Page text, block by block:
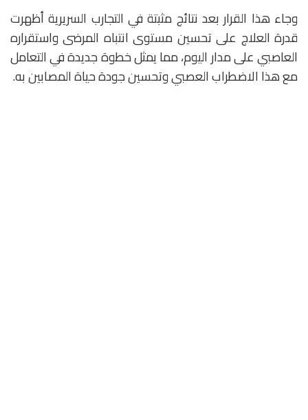
وجاء هذا القرار بعد نتائج مثبتة في التجارب السريرية أظهرت
قدرة العلاج على تحسين مستوى انتباه المرضى واستقراره
العاصبي على مدار اليوم، مما يمثل خطوة جديدة في التعامل
مع هذا الاضطراب العصبي وتحسين جودة حياة المصابين به.